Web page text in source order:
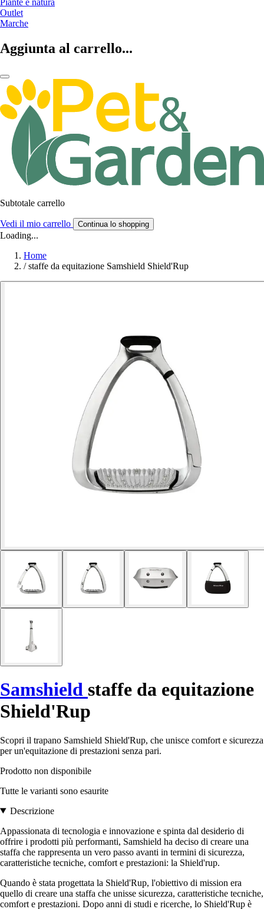
Piante e natura
Outlet
Marche
Aggiunta al carrello...
Subtotale carrello
Vedi il mio carrello Continua lo shopping
Loading...
Home
/ staffe da equitazione Samshield Shield'Rup
Samshield staffe da equitazione
Shield'Rup
Scopri il trapano Samshield Shield'Rup, che unisce comfort e sicurezza
per un'equitazione di prestazioni senza pari.
Prodotto non disponibile
Tutte le varianti sono esaurite
Descrizione
Appassionata di tecnologia e innovazione e spinta dal desiderio di
offrire i prodotti più performanti, Samshield ha deciso di creare una
staffa che rappresenta un vero passo avanti in termini di sicurezza,
caratteristiche tecniche, comfort e prestazioni: la Shield'rup.
Quando è stata progettata la Shield'Rup, l'obiettivo di mission era
quello di creare una staffa che unisse sicurezza, caratteristiche tecniche,
comfort e prestazioni. Dopo anni di studi e ricerche, lo Shield'Rup è